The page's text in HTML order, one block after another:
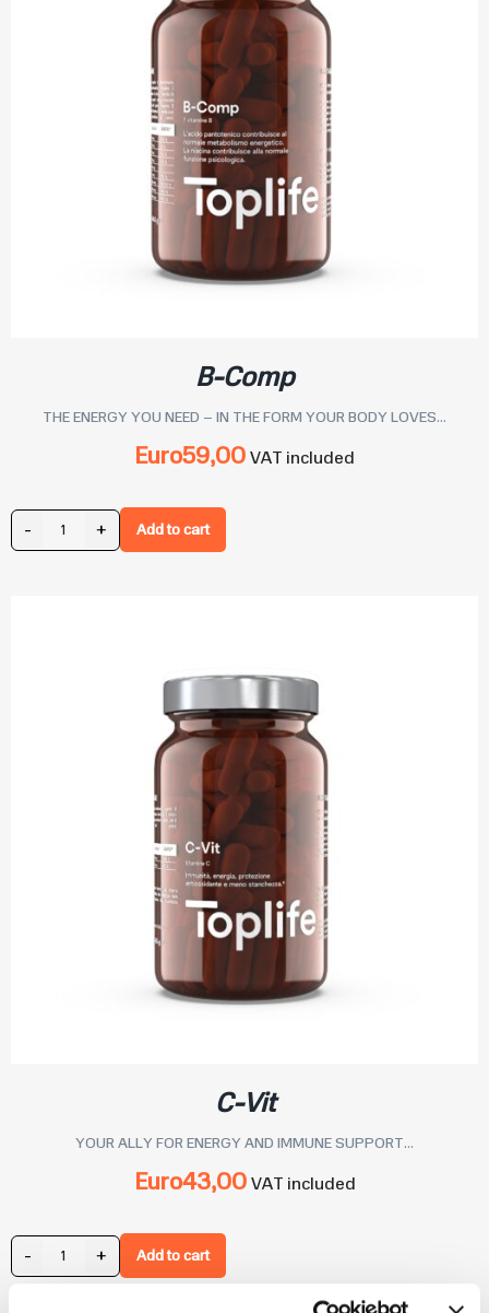
B-Comp
THE ENERGY YOU NEED – IN THE FORM YOUR BODY LOVES...
Euro59,00VAT included
- + Add to cart
C-Vit
YOUR ALLY FOR ENERGY AND IMMUNE SUPPORT...
Euro43,00 VAT included
- + Add to cart